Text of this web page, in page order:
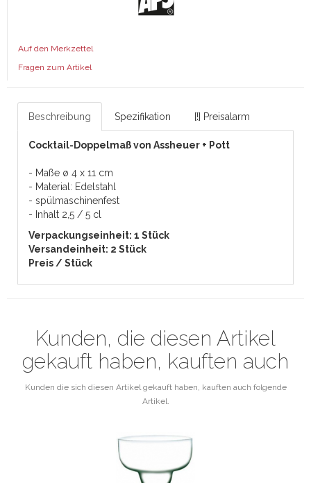
Auf den Merkzettel
Fragen zum Artikel
Beschreibung Spezifikation [!] Preisalarm
Cocktail-Doppelmaß von Assheuer + Pott
- Maße ø 4 x 11 cm
- Material: Edelstahl
- spülmaschinenfest
- Inhalt 2,5 / 5 cl
Verpackungseinheit: 1 Stück
Versandeinheit: 2 Stück
Preis / Stück
Kunden, die diesen Artikel
gekauft haben, kauften auch
Kunden die sich diesen Artikel gekauft haben, kauften auch folgende
Artikel.